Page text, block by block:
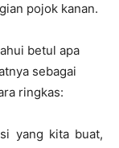
pojok kanan.
betul apa
sebagai
ringkas:
yang kita buat,